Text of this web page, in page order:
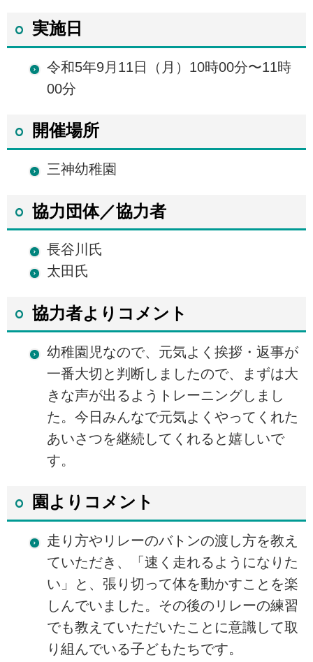
実施日
令和5年9月11日（月）10時00分〜11時
00分
開催場所
三神幼稚園
協力団体／協力者
長谷川氏
太田氏
協力者よりコメント
幼稚園児なので、元気よく挨拶・返事が
一番大切と判断しましたので、まずは大
きな声が出るようトレーニングしまし
た。今日みんなで元気よくやってくれた
あいさつを継続してくれると嬉しいで
す。
園よりコメント
走り方やリレーのバトンの渡し方を教え
ていただき、「速く走れるようになりた
い」と、張り切って体を動かすことを楽
しんでいました。その後のリレーの練習
でも教えていただいたことに意識して取
り組んでいる子どもたちです。